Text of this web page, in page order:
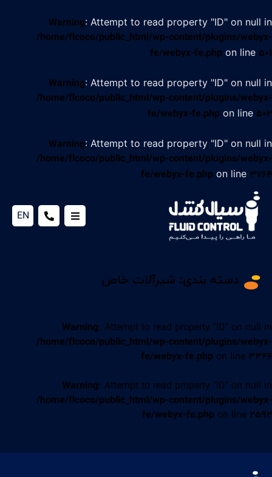
Warning: Attempt to read property "ID" on null in
/home/flcoco/public_html/wp-content/plugins/webyx-
fe/webyx-fe.php on line 501
Warning: Attempt to read property "ID" on null in
/home/flcoco/public_html/wp-content/plugins/webyx-
fe/webyx-fe.php on line 502
Warning: Attempt to read property "ID" on null in
/home/flcoco/public_html/wp-content/plugins/webyx-
fe/webyx-fe.php on line 3764
EN
دسته بندی: شیرآلات خاص
Warning: Attempt to read property "ID" on null in
/home/flcoco/public_html/wp-content/plugins/webyx-
fe/webyx-fe.php on line 3346
Warning: Attempt to read property "ID" on null in
/home/flcoco/public_html/wp-content/plugins/webyx-
fe/webyx-fe.php on line 2592